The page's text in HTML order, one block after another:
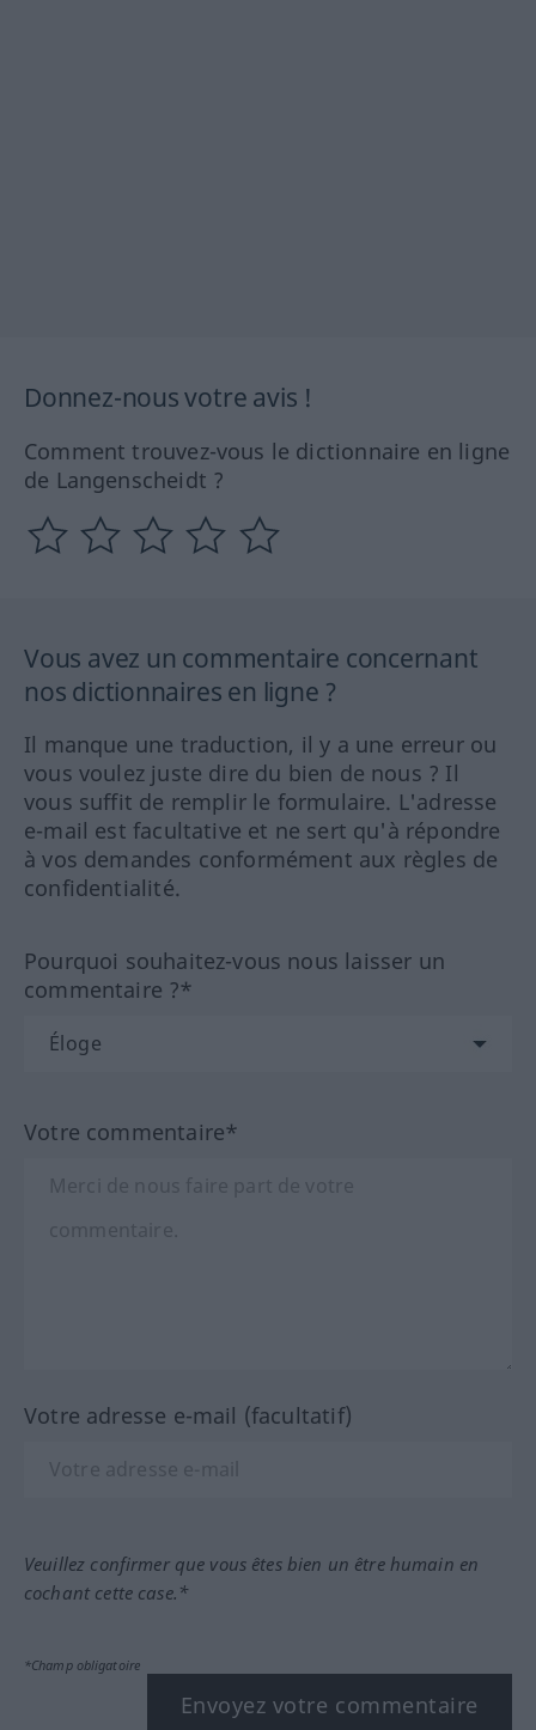
Donnez-nous votre avis !
Comment trouvez-vous le dictionnaire en ligne
de Langenscheidt ?
Vous avez un commentaire concernant
nos dictionnaires en ligne ?
Il manque une traduction, il y a une erreur ou
vous voulez juste dire du bien de nous ? Il
vous suffit de remplir le formulaire. L'adresse
e-mail est facultative et ne sert qu'à répondre
à vos demandes conformément aux règles de
confidentialité.
Pourquoi souhaitez-vous nous laisser un
commentaire ?*
Votre commentaire*
Votre adresse e-mail (facultatif)
Veuillez confirmer que vous êtes bien un être humain en
cochant cette case.*
*Champ obligatoire
Envoyez votre commentaire